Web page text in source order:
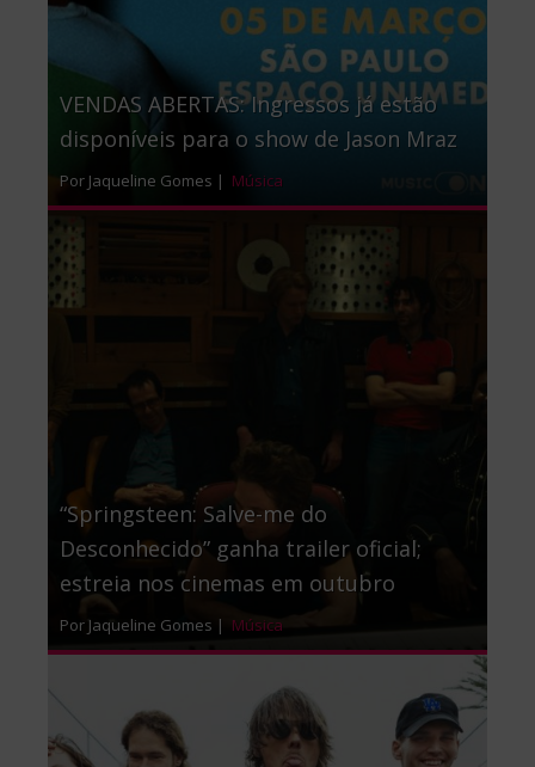
VENDAS ABERTAS: Ingressos já estão
disponíveis para o show de Jason Mraz
Por Jaqueline Gomes | Música
“Springsteen: Salve-me do
Desconhecido” ganha trailer oficial;
estreia nos cinemas em outubro
Por Jaqueline Gomes | Música